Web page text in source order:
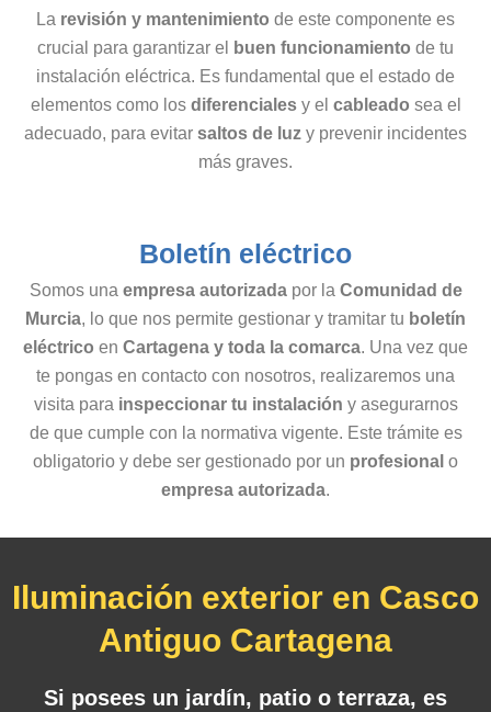
La revisión y mantenimiento de este componente es
crucial para garantizar el
buen funcionamiento de tu
instalación eléctrica. Es fundamental que el estado de
elementos como los diferencialesy el cableado sea el
adecuado, para evitar saltos de luz y prevenir incidentes
más graves.
Boletín eléctrico
Somos una empresa autorizadapor la Comunidad de
Murcia, lo que nos permite gestionar y tramitar tu boletín
eléctrico en Cartagena y toda la comarca. Una vez que
te pongas en contacto con nosotros, realizaremos una
visita para inspeccionar tu instalación y asegurarnos
de que cumple con la normativa vigente. Este trámite es
obligatorio y debe ser gestionado por un profesional o
empresa autorizada.
Iluminación exterior en Casco
Antiguo Cartagena
Si posees un jardín, patio o terraza, es